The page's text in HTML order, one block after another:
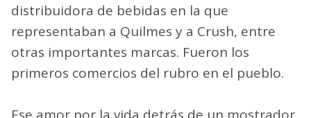
distribuidora de bebidas en la que
representaban a Quilmes y a Crush, entre
otras importantes marcas. Fueron los
primeros comercios del rubro en el pueblo.